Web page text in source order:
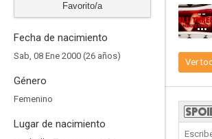
Favorito/a
Fecha de nacimiento
Sab, 08 Ene 2000 (26 años)
Género
Femenino
Lugar de nacimiento
--
Ver